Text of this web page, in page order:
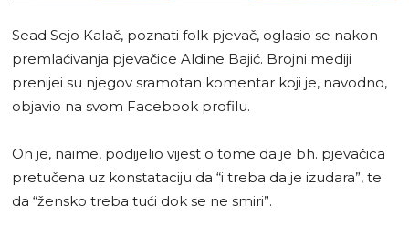
Sead Sejo Kalač, poznati folk pjevač, oglasio se nakon
premlaćivanja pjevačice Aldine Bajić. Brojni mediji
prenijei su njegov sramotan komentar koji je, navodno,
objavio na svom Facebook profilu.
On je, naime, podijelio vijest o tome da je bh. pjevačica
pretučena uz konstataciju da “i treba da je izudara”, te
da “žensko treba tući dok se ne smiri”.